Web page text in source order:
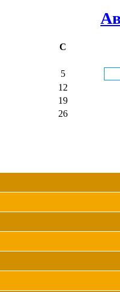
С
5
12
19
26